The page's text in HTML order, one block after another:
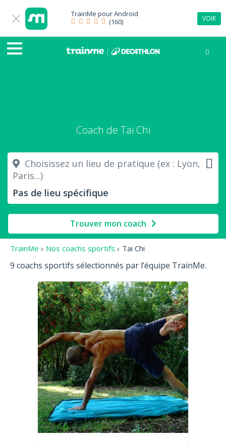
TrainMe pourAndroid
(160)
VOIR
Coach de Tai Chi
Choisissez un lieu de pratique (ex : Lyon,
Paris...)
Trouver mon coach
TrainMe › Nos coachs sportifs › Tai Chi
9 coachs sportifs sélectionnés par l’équipe TrainMe.